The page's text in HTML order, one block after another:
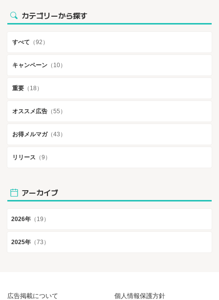
カテゴリーから探す
すべて （92）
キャンペーン （10）
重要 （18）
オススメ広告 （55）
お得メルマガ（43）
リリース （9）
アーカイブ
2026年 （19）
2025年 （73）
広告掲載について 個人情報保護方針